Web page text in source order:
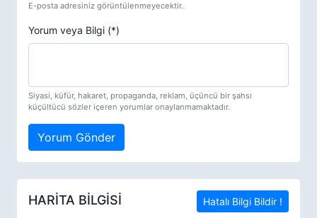
E-posta adresiniz görüntülenmeyecektir.
Yorum veya Bilgi (*)
Siyasi, küfür, hakaret, propaganda, reklam, üçüncü bir şahsı
küçültücü sözler içeren yorumlar onaylanmamaktadır.
Yorum Gönder
HARİTA BİLGİSİ Hatalı Bilgi Bildir !